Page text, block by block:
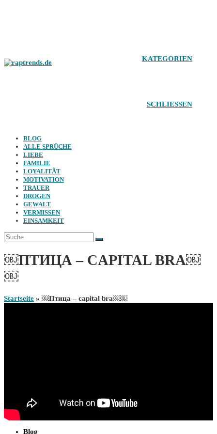
KATEGORIEN
SCHLIESSEN
BLOG
ALLE SPRÜCHE
LIEBE
FAMILIE
LOYALITÄT
MOTIVATION
TRAUER
DROGEN
GEWALT
VERMISSEN
EINSAMKEIT
￼ПТИЦА – CAPITAL BRA￼
￼
Startseite » ￼Птица – capital bra￼￼
Blog